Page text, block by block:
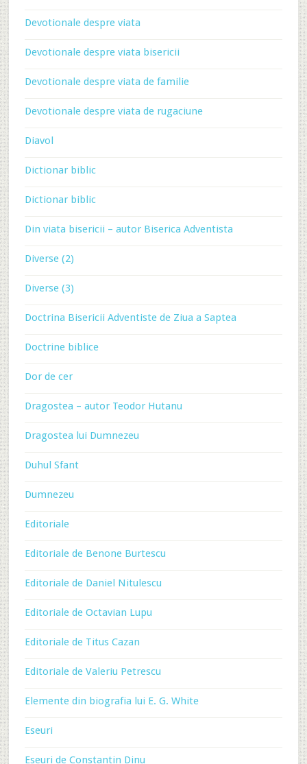
Devotionale despre viata
Devotionale despre viata bisericii
Devotionale despre viata de familie
Devotionale despre viata de rugaciune
Diavol
Dictionar biblic
Dictionar biblic
Din viata bisericii – autor Biserica Adventista
Diverse (2)
Diverse (3)
Doctrina Bisericii Adventiste de Ziua a Saptea
Doctrine biblice
Dor de cer
Dragostea – autor Teodor Hutanu
Dragostea lui Dumnezeu
Duhul Sfant
Dumnezeu
Editoriale
Editoriale de Benone Burtescu
Editoriale de Daniel Nitulescu
Editoriale de Octavian Lupu
Editoriale de Titus Cazan
Editoriale de Valeriu Petrescu
Elemente din biografia lui E. G. White
Eseuri
Eseuri de Constantin Dinu